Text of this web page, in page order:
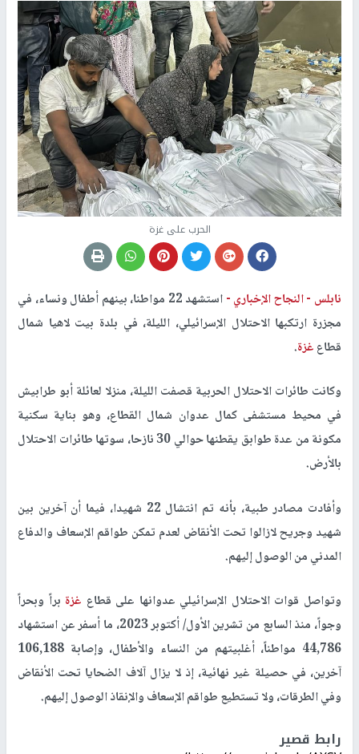
الحرب على غزة
نابلس -النجاح الإخباري -
استشهد 22 مواطنا، بينهم أطفال ونساء، في
مجزرة ارتكبها الاحتلال الإسرائيلي، الليلة، في بلدة بيت لاهيا شمال
قطاعغزة.
وكانت طائرات الاحتلال الحربية قصفت الليلة، منزلا لعائلة أبو طرابيش
في محيط مستشفى كمال عدوان شمال القطاع، وهو بناية سكنية
مكونة من عدة طوابق يقطنها حوالي 30 نازحا، سوتها طائرات الاحتلال
بالأرض.
وأفادت مصادر طبية، بأنه تم انتشال 22 شهيدا، فيما أن آخرين بين
شهيد وجريح لازالوا تحت الأنقاض لعدم تمكن طواقم الإسعاف والدفاع
المدني من الوصول إليهم.
وتواصل قوات الاحتلال الإسرائيلي عدوانها على قطاع غزة براً وبحراً
وجواً، منذ السابع من تشرين الأول/ أكتوبر 2023، ما أسفر عن استشهاد
44,786 مواطناً، أغلبيتهم من النساء والأطفال، وإصابة 106,188
آخرين، في حصيلة غير نهائية، إذ لا يزال آلاف الضحايا تحت الأنقاض
وفي الطرقات، ولا تستطيع طواقم الإسعاف والإنقاذ الوصول إليهم.
رابط قصير